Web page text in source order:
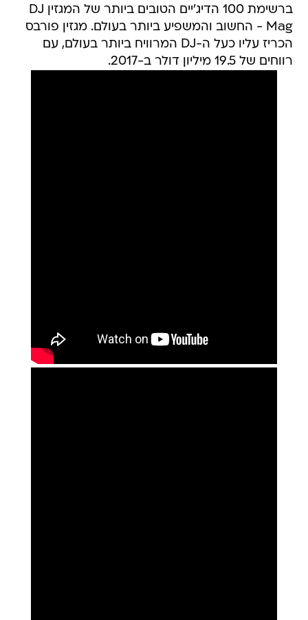
ברשימת 100 הדיג'יים הטובים ביותר של המגזין DJ
Mag - החשוב והמשפיע ביותר בעולם. מגזין פורבס
הכריז עליו כעל ה-DJ המרוויח ביותר בעולם, עם
רווחים של 19.5 מיליון דולר ב-2017.